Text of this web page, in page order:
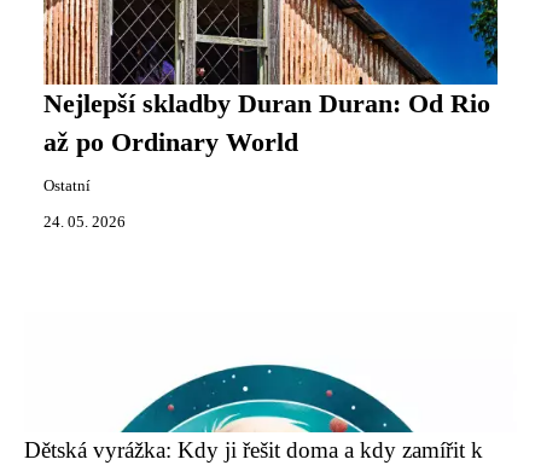
Nejlepší skladby Duran Duran: Od Rio
až po Ordinary World
Ostatní
24. 05. 2026
Dětská vyrážka: Kdy ji řešit doma a kdy zamířit k